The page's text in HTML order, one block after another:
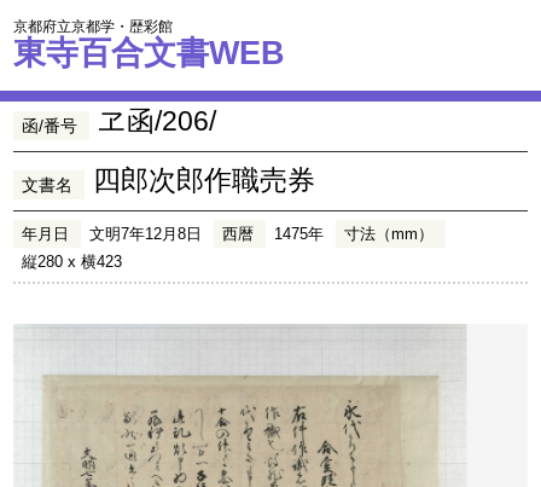
京都府立京都学・歴彩館
東寺百合文書WEB
函/番号 ヱ函/206/
文書名 四郎次郎作職売券
年月日 文明7年12月8日 西暦 1475年
寸法（mm）
縦280 x 横423